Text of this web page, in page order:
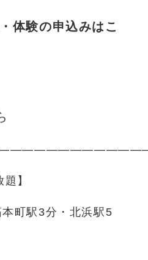
体験の申込みはこ
】
町駅3分・北浜駅5